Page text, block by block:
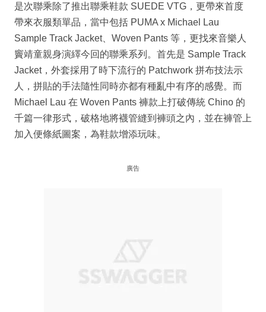
是次聯乘除了推出聯乘鞋款 SUEDE VTG，更帶來首度
帶來衣服類單品，當中包括 PUMA x Michael Lau
Sample Track Jacket、Woven Pants 等，更找來音樂人
竇靖童親身演繹今回的聯乘系列。首先是 Sample Track
Jacket，外套採用了時下流行的 Patchwork 拼布技法示
人，拼貼的手法隨性同時亦都有種亂中有序的感覺。而
Michael Lau 在 Woven Pants 褲款上打破傳統 Chino 的
千篇一律形式，破格地將襪管縫到褲頭之內，並在褲管上
加入便條紙圖案，為鞋款增添玩味。
廣告